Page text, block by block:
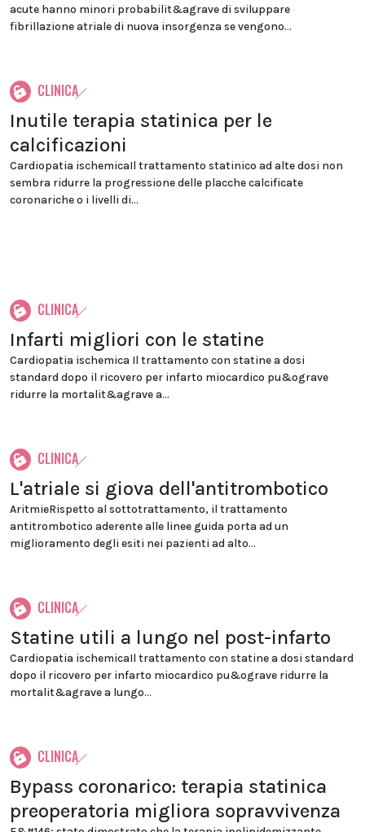
acute hanno minori probabilit&agrave di sviluppare
fibrillazione atriale di nuova insorgenza se vengono...
CLINICA
Inutile terapia statinica per le
calcificazioni
Cardiopatia ischemicaIl trattamento statinico ad alte dosi non
sembra ridurre la progressione delle placche calcificate
coronariche o i livelli di...
CLINICA
Infarti migliori con le statine
Cardiopatia ischemica Il trattamento con statine a dosi
standard dopo il ricovero per infarto miocardico pu&ograve
ridurre la mortalit&agrave a...
CLINICA
L'atriale si giova dell'antitrombotico
AritmieRispetto al sottotrattamento, il trattamento
antitrombotico aderente alle linee guida porta ad un
miglioramento degli esiti nei pazienti ad alto...
CLINICA
Statine utili a lungo nel post-infarto
Cardiopatia ischemicaIl trattamento con statine a dosi standard
dopo il ricovero per infarto miocardico pu&ograve ridurre la
mortalit&agrave a lungo...
CLINICA
Bypass coronarico: terapia statinica
preoperatoria migliora sopravvivenza